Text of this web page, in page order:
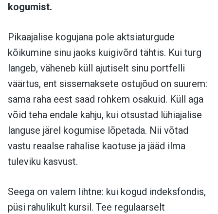
kogumist.
Pikaajalise kogujana pole aktsiaturgude
kõikumine sinu jaoks kuigivõrd tähtis. Kui turg
langeb, väheneb küll ajutiselt sinu portfelli
väärtus, ent sissemaksete ostujõud on suurem:
sama raha eest saad rohkem osakuid. Küll aga
võid teha endale kahju, kui otsustad lühiajalise
languse järel kogumise lõpetada. Nii võtad
vastu reaalse rahalise kaotuse ja jääd ilma
tuleviku kasvust.
Seega on valem lihtne: kui kogud indeksfondis,
püsi rahulikult kursil. Tee regulaarselt